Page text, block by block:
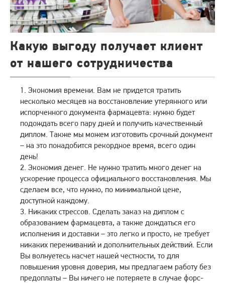
Какую выгоду получает клиент
от нашего сотрудничества
Экономия времени. Вам не придется тратить
несколько месяцев на восстановление утерянного или
испорченного документа фармацевта: нужно будет
подождать всего пару дней и получить качественный
диплом. Также мы можем изготовить срочный документ
– на это понадобится рекордное время, всего один
день!
Экономия денег. Не нужно тратить много денег на
ускорение процесса официального восстановления. Мы
сделаем все, что нужно, по минимальной цене,
доступной каждому.
Никаких стрессов. Сделать заказ на диплом с
образованием фармацевта, а также дождаться его
исполнения и доставки – это легко и просто, не требует
никаких переживаний и дополнительных действий. Если
Вы волнуетесь насчет нашей честности, то для
повышения уровня доверия, мы предлагаем работу без
предоплаты – Вы ничего не потеряете в случае форс-